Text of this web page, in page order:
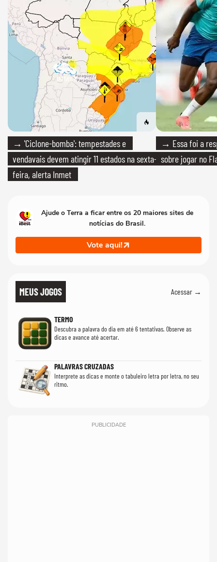
→ 'Ciclone-bomba': tempestades e
vendavais devem atingir 11 estados na sexta-
feira, alerta Inmet
→ Essa foi a
sobre jogar no
Ajude o Terra a ficar entre os 20 maiores sites de
notícias do Brasil.
Vote aqui!
MEUS JOGOS Acessar →
TERMO
Descubra a palavra do dia em até 6 tentativas. Observe as
dicas e avance até acertar.
PALAVRAS CRUZADAS
Interprete as dicas e monte o tabuleiro letra por letra, no seu
ritmo.
PUBLICIDADE